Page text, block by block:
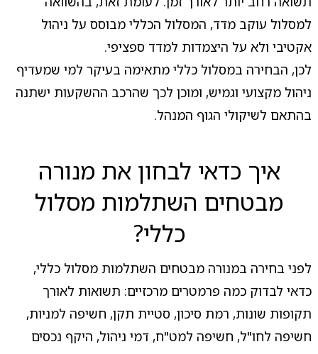
למסלול עוקב מדד, המסלול הכללי מבוסס על ניהול
אקטיבי ולא על היצמדות למדד ספציפי.
לכן, הבחירה במסלול כללי מתאימה בעיקר למי שמעדיף
ניהול מקצועי וגמיש, ומוכן לכך שהרכב ההשקעות ישתנה
בהתאם לשיקולי הגוף המנהל.
איך כדאי לבחון את מנורה
מבטחים השתלמות מסלול
כללי?
לפני בחירה במנורה מבטחים השתלמות מסלול כללי,
כדאי לבדוק כמה פרמטרים מרכזיים: תשואות לאורך
תקופות שונות, רמת סיכון, סטיית תקן, חשיפה למניות,
חשיפה לחו"ל, חשיפה למט"ח, דמי ניהול, היקף נכסים